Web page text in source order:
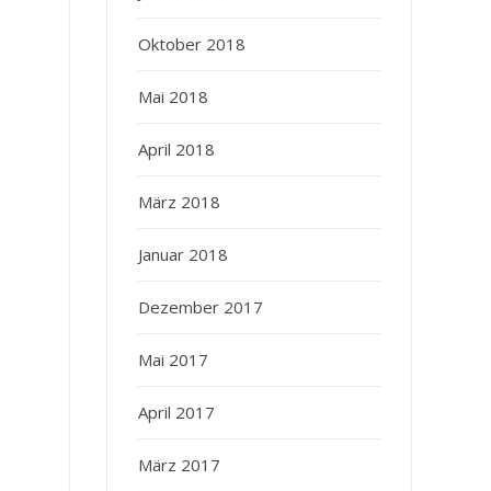
Oktober 2018
Mai 2018
April 2018
März 2018
Januar 2018
Dezember 2017
Mai 2017
April 2017
März 2017